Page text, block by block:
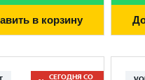
в корзину
СЕГОДНЯ СО